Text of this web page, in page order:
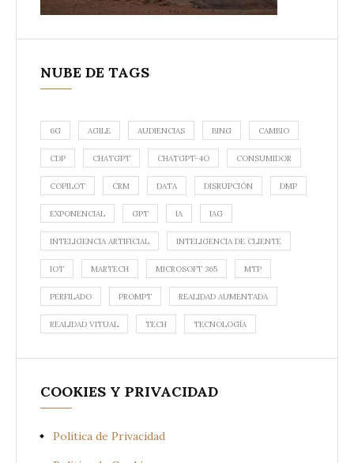
NUBE DE TAGS
6G AGILE AUDIENCIAS BING CAMBIO
CDP CHATGPT CHATGPT-4O CONSUMIDOR
COPILOT CRM DATA DISRUPCIÓN DMP
EXPONENCIAL GPT IA IAG
INTELIGENCIA ARTIFICIAL INTELIGENCIA DE CLIENTE
IOT MARTECH MICROSOFT 365 MTP
PERFILADO PROMPT REALIDAD AUMENTADA
REALIDAD VITUAL TECH TECNOLOGÍA
COOKIES Y PRIVACIDAD
Política de Privacidad